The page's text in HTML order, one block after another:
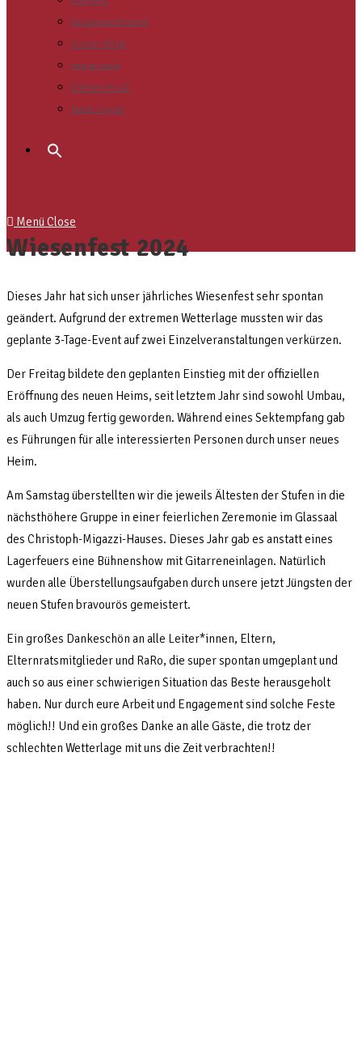
Gruppenchronik
Scout-Shop
Impressum
Datenschutz
Team Login
for:
MenüClose
Wiesenfest 2024
Dieses Jahr hat sich unser jährliches Wiesenfest sehr spontan
geändert. Aufgrund der extremen Wetterlage mussten wir das
geplante 3-Tage-Event auf zwei Einzelveranstaltungen verkürzen.
Der Freitag bildete den geplanten Einstieg mit der offiziellen
Eröffnung des neuen Heims, seit letztem Jahr sind sowohl Umbau,
als auch Umzug fertig geworden. Während eines Sektempfang gab
es Führungen für alle interessierten Personen durch unser neues
Heim.
Am Samstag überstellten wir die jeweils Ältesten der Stufen in die
nächsthöhere Gruppe in einer feierlichen Zeremonie im Glassaal
des Christoph-Migazzi-Hauses. Dieses Jahr gab es anstatt eines
Lagerfeuers eine Bühnenshow mit Gitarreneinlagen. Natürlich
wurden alle Überstellungsaufgaben durch unsere jetzt Jüngsten der
neuen Stufen bravourös gemeistert.
Ein großes Dankeschön an alle Leiter*innen, Eltern,
Elternratsmitglieder und RaRo, die super spontan umgeplant und
auch so aus einer schwierigen Situation das Beste herausgeholt
haben. Nur durch eure Arbeit und Engagement sind solche Feste
möglich!! Und ein großes Danke an alle Gäste, die trotz der
schlechten Wetterlage mit uns die Zeit verbrachten!!